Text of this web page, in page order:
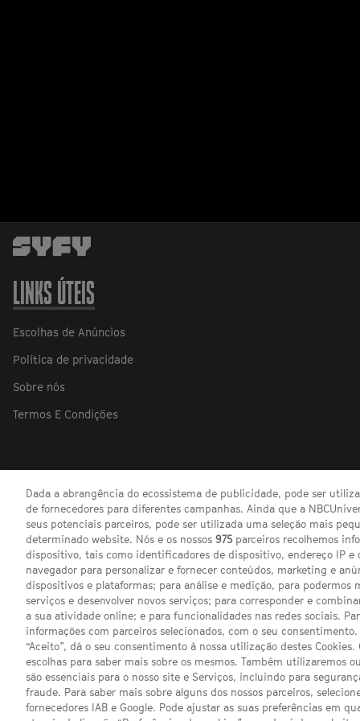
LINKS ÚTEIS
Escolhas de Anúncios
Política de privacidade
Sobre nós
Termos E Condições
Dada a abrangência do ecossistema de publicidade, pode ser
de fornecedores para diferentes campanhas. Ainda que a
seus potenciais parceiros, pode ser utilizada uma seleção mais
determinado website. Nós e os nossos 975 parceiros recolhemos
dispositivo, tais como identificadores de dispositivo, endereço IP e
navegador para personalizar e fornecer conteúdos, marketing e
dispositivos e plataformas; para análise e medição, para podermos
serviços e desenvolver novos serviços; para corresponder e
a sua atividade online; e para funcionalidades nas redes sociais.
informações com parceiros selecionados, com o seu
“Aceito”, dá o seu consentimento à nossa utilização destes
escolhas para saber mais sobre os mesmos. Também utilizaremos
são essenciais para o nosso site e Serviços, incluindo para
fraude. Para saber mais sobre alguns dos nossos parceiros,
fornecedores IAB e Google. Pode ajustar as suas preferências em